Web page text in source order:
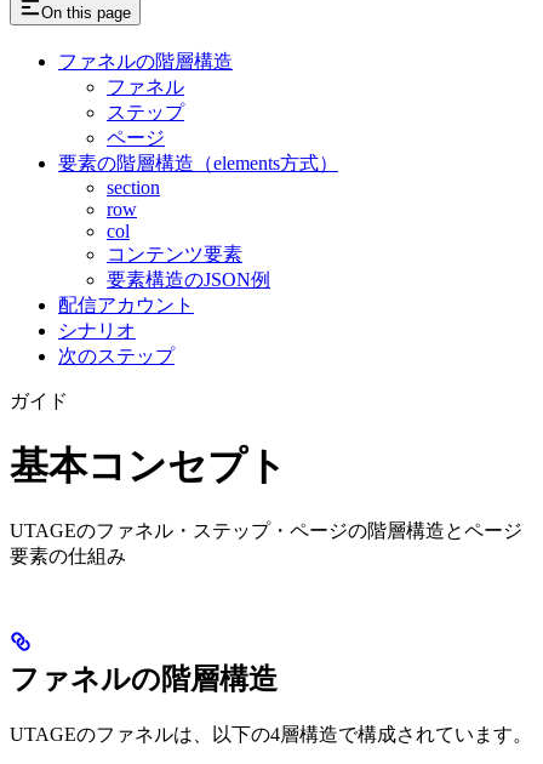
On this page
ファネルの階層構造
ファネル
ステップ
ページ
要素の階層構造（elements方式）
section
row
col
コンテンツ要素
要素構造のJSON例
配信アカウント
シナリオ
次のステップ
ガイド
基本コンセプト
UTAGEのファネル・ステップ・ページの階層構造とページ
要素の仕組み
ファネルの階層構造
UTAGEのファネルは、以下の4層構造で構成されています。